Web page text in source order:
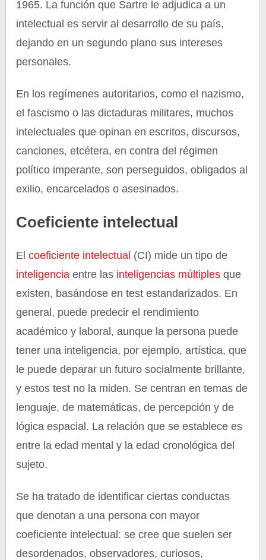
1965. La función que Sartre le adjudica a un
intelectual es servir al desarrollo de su país,
dejando en un segundo plano sus intereses
personales.
En los regímenes autoritarios, como el nazismo,
el fascismo o las dictaduras militares, muchos
intelectuales que opinan en escritos, discursos,
canciones, etcétera, en contra del régimen
político imperante, son perseguidos, obligados al
exilio, encarcelados o asesinados.
Coeficiente intelectual
Elcoeficiente intelectual (CI) mide un tipo de
inteligencia entre las inteligencias múltiples que
existen, basándose en test estandarizados. En
general, puede predecir el rendimiento
académico y laboral, aunque la persona puede
tener una inteligencia, por ejemplo, artística, que
le puede deparar un futuro socialmente brillante,
y estos test no la miden. Se centran en temas de
lenguaje, de matemáticas, de percepción y de
lógica espacial. La relación que se establece es
entre la edad mental y la edad cronológica del
sujeto.
Se ha tratado de identificar ciertas conductas
que denotan a una persona con mayor
coeficiente intelectual: se cree que suelen ser
desordenados, observadores, curiosos,